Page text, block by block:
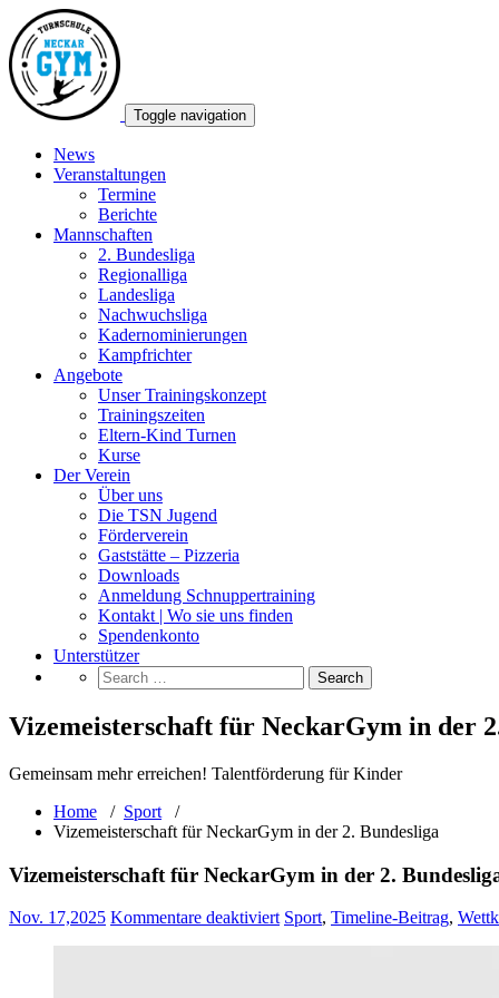
Toggle navigation
News
Veranstaltungen
Termine
Berichte
Mannschaften
2. Bundesliga
Regionalliga
Landesliga
Nachwuchsliga
Kadernominierungen
Kampfrichter
Angebote
Unser Trainingskonzept
Trainingszeiten
Eltern-Kind Turnen
Kurse
Der Verein
Über uns
Die TSN Jugend
Förderverein
Gaststätte – Pizzeria
Downloads
Anmeldung Schnuppertraining
Kontakt | Wo sie uns finden
Spendenkonto
Unterstützer
Vizemeisterschaft für NeckarGym in der
Gemeinsam mehr erreichen! Talentförderung für Kinder
Home / Sport /
Vizemeisterschaft für NeckarGym in der 2. Bundesliga
Vizemeisterschaft für NeckarGym in der 2.
Nov. 17,2025 Kommentare deaktiviertfür
Sport, Timeline-Beitrag,